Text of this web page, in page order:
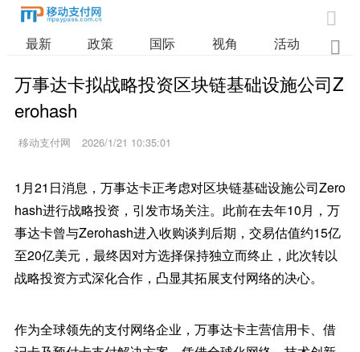

最新 政策 国际 视角 活动 业

万事达卡拟战略投资区块链基础设施公司Z
erohash
移动支付网 2026/1/21 10:35:01
1月21日消息，万事达卡正考虑对区块链基础设施公司Zero
hash进行战略投资，引发市场关注。此前在去年10月，万
事达卡曾与Zerohash进入收购谈判后期，交易估值约15亿
至20亿美元，最终因对方选择保持独立而终止，此次转以
战略投资方式深化合作，凸显其拓展支付网络的决心。
作为全球领先的支付网络企业，万事达卡主营信用卡、借